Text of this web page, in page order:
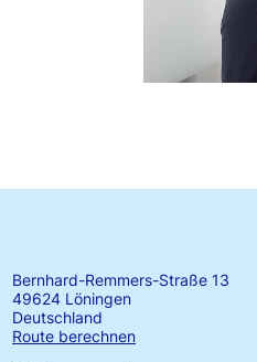
Bernhard-Remmers-Straße 13
49624 Löningen
Deutschland
Route berechnen